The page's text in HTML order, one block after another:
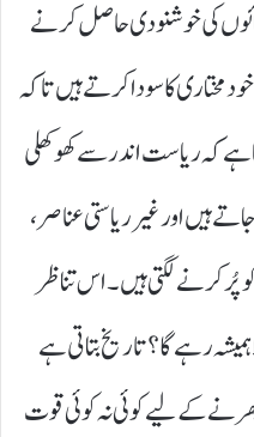
کی خوشنودی حاصل کرنے
کا سودا کرتے ہیں تاکہ
ہے کہ ریاست اندر سے کھوکھلی
ہیں اور غیر ریاستی عناصر،
پُر کرنے لگتی ہیں۔ اس تناظر
رہے گا؟ تاریخ بتاتی ہے
کے لیے کوئی نہ کوئی قوت